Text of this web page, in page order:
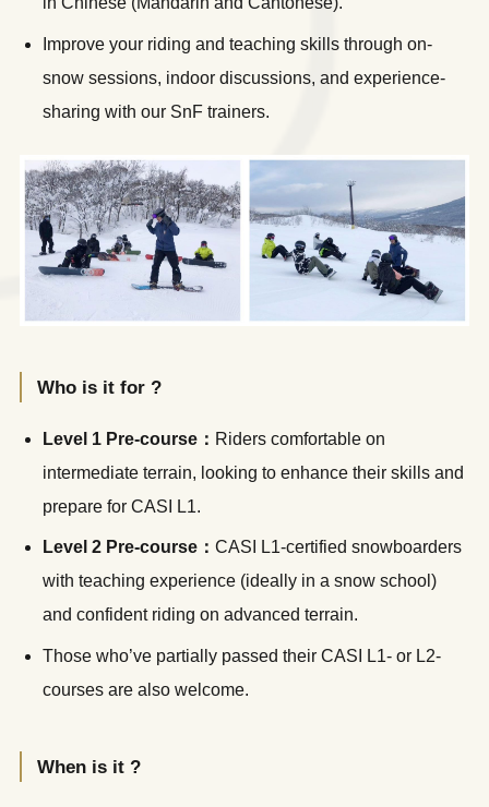
LINE WhatsApp
Improve your riding and teaching skills through on-
snow sessions, indoor discussions, and experience-
sharing with our SnF trainers.
Who is it for ?
Level 1 Pre-course： Riders comfortable on
intermediate terrain, looking to enhance their skills and
prepare for CASI L1.
Level 2 Pre-course： CASI L1-certified snowboarders
with teaching experience (ideally in a snow school)
and confident riding on advanced terrain.
Those who’ve partially passed their CASI L1- or L2-
courses are also welcome.
When is it ?